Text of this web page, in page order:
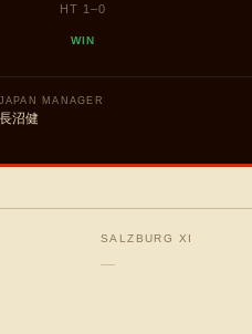
HT 1 –0
WIN
JAPAN MANAGER
長沼健
SALZBURG XI
—